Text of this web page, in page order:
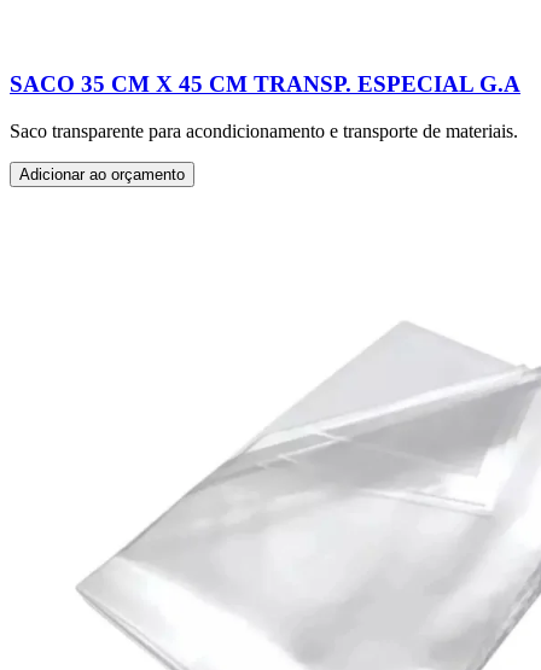
SACO 35 CM X 45 CM TRANSP. ESPECIAL G.A
Saco transparente para acondicionamento e transporte de materiais.
Adicionar ao orçamento